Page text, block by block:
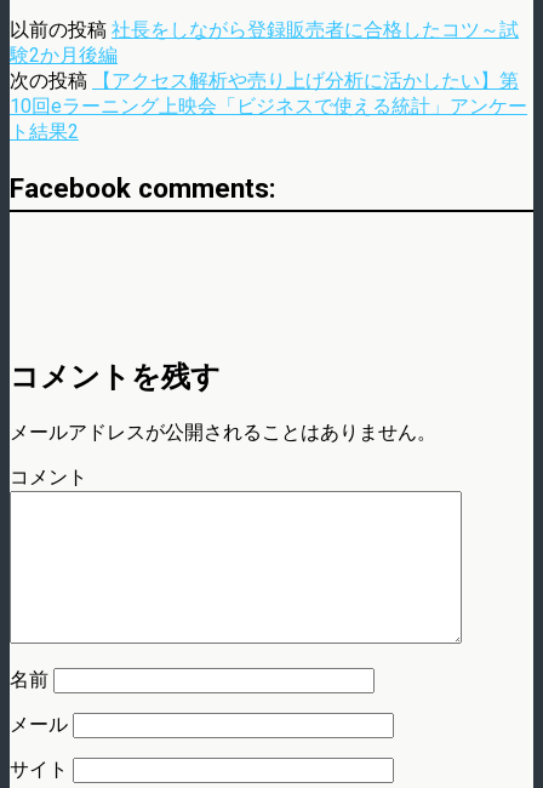
以前の投稿 社長をしながら登録販売者に合格したコツ～試
験2か月後編
次の投稿
【アクセス解析や売り上げ分析に活かしたい】第
10回eラーニング上映会「ビジネスで使える統計」アンケー
ト結果2
Facebook comments:
コメントを残す
メールアドレスが公開されることはありません。
コメント
名前
メール
サイト